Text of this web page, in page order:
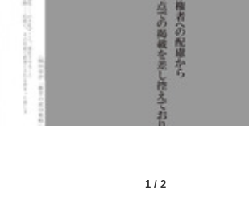
1 / 2